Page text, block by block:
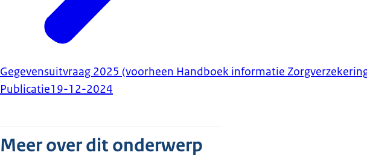
Gegevensuitvraag 2025 (voorheen Handboek informatie
Publicatie19-12-2024
Meer over dit onderwerp